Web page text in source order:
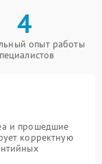
4
опыт работы
и прошедшие
корректную